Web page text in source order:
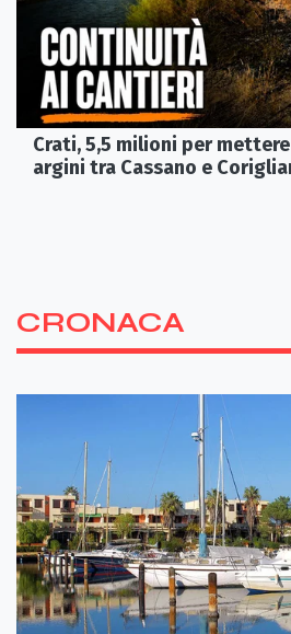
Crati, 5,5 milioni per
argini tra Cassano e
CRONACA